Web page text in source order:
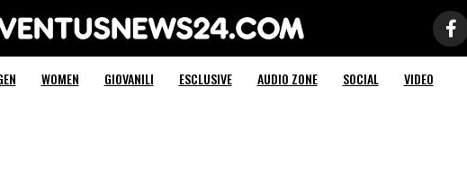
Juventus News 24
WOMEN GIOVANILI ESCLUSIVE AUDIO ZONE SOCIAL VIDEO